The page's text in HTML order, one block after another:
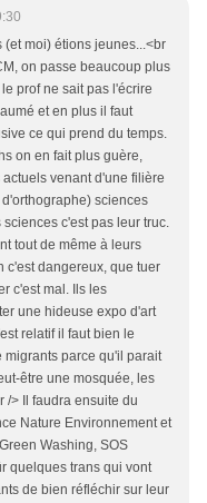
moi) étions jeunes...<br
on passe beaucoup plus
prof ne sait pas l'écrire
et en plus il faut
ce qui prend du temps.
on en fait plus guère,
venant d'une filière
sciences
c'est pas leur truc.
tout de même à leurs
c'est dangereux, que tuer
c'est mal. Ils les
une hideuse expo d'art
relatif il faut bien le
migrants parce qu'il parait
être une mosquée, les
/> Il faudra ensuite du
Nature Environnement et
Washing, SOS
quelques trans qui vont
de bien réfléchir sur leur